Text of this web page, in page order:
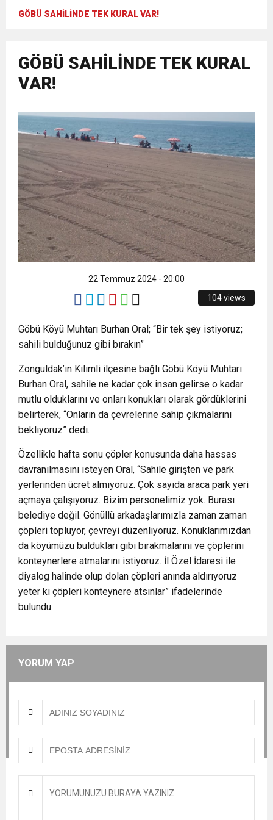
GÖBÜ SAHİLİNDE TEK KURAL VAR!
GÖBÜ SAHİLİNDE TEK KURAL
VAR!
22 Temmuz 2024 - 20:00
104 views
Göbü Köyü Muhtarı Burhan Oral; “Bir tek şey istiyoruz;
sahili bulduğunuz gibi bırakın”
Zonguldak’ın Kilimli ilçesine bağlı Göbü Köyü Muhtarı
Burhan Oral, sahile ne kadar çok insan gelirse o kadar
mutlu olduklarını ve onları konukları olarak gördüklerini
belirterek, “Onların da çevrelerine sahip çıkmalarını
bekliyoruz” dedi.
Özellikle hafta sonu çöpler konusunda daha hassas
davranılmasını isteyen Oral, “Sahile girişten ve park
yerlerinden ücret almıyoruz. Çok sayıda araca park yeri
açmaya çalışıyoruz. Bizim personelimiz yok. Burası
belediye değil. Gönüllü arkadaşlarımızla zaman zaman
çöpleri topluyor, çevreyi düzenliyoruz. Konuklarımızdan
da köyümüzü buldukları gibi bırakmalarını ve çöplerini
konteynerlere atmalarını istiyoruz. İl Özel İdaresi ile
diyalog halinde olup dolan çöpleri anında aldırıyoruz
yeter ki çöpleri konteynere atsınlar” ifadelerinde
bulundu.
YORUM YAP